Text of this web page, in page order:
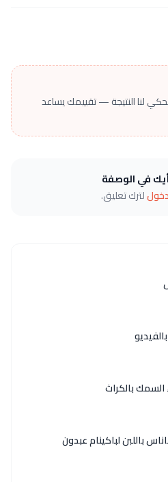
لنا النتيجة — تقييمك يساعد
في الوصفة
لترك تعليق.
بالكراث
باللبن لباكينام عبدون